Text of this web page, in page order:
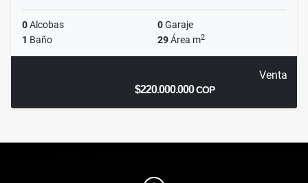
0Alcobas 0Garaje
1 Baño 29Área m2
Venta
$220.000.000COP